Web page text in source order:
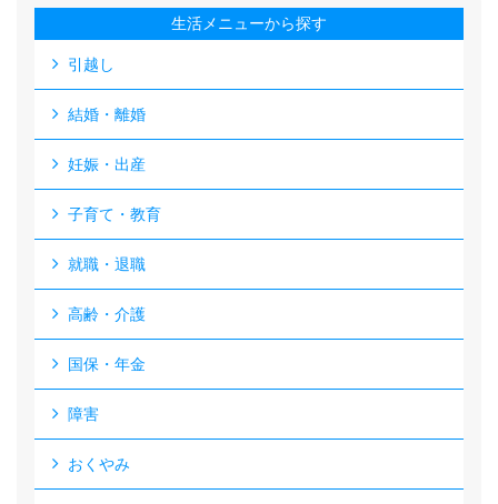
生活メニューから探す
引越し
結婚・離婚
妊娠・出産
子育て・教育
就職・退職
高齢・介護
国保・年金
障害
おくやみ